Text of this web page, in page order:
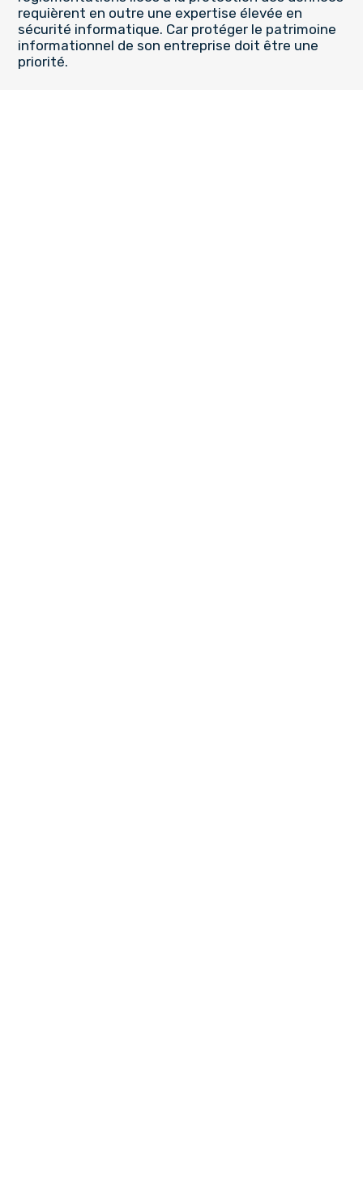
requièrent en outre une expertise élevée en
sécurité informatique. Car protéger le patrimoine
informationnel de son entreprise doit être une
priorité.